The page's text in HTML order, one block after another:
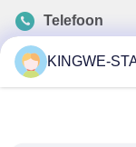
Telefoon
KINGWE-